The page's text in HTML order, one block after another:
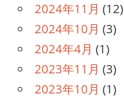
2024年11月 (12)
2024年10月 (3)
2024年4月 (1)
2023年11月 (3)
2023年10月 (1)